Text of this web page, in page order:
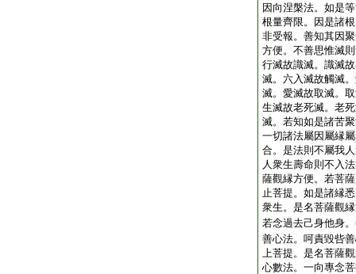
因向涅槃法。如是
根量齊限。因是諸
非受報。善知其因
方便。不善思惟滅
行滅故識滅。識滅
滅。六入滅故觸滅
滅。愛滅故取滅。
生滅故老死滅。老
滅。若知如是諸苦
一切諸法屬因屬縁
合。是法則不屬我
人衆生壽命則不入
薩觀縁方便。若菩
止菩提。如是諸縁
衆生。是名菩薩觀
若念過去己身他身
善心法。呵責毀呰
上菩提。是名菩薩
心數法。一向專念